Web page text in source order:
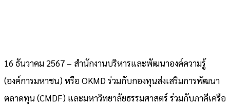
16 ธันวาคม 2567 – สำนักงานบริหารและพัฒนาองค์ความรู้
(องค์การมหาชน) หรือ OKMD ร่วมกับกองทุนส่งเสริมการพัฒนา
ตลาดทุน (CMDF) และมหาวิทยาลัยธรรมศาสตร์ ร่วมกับภาคีเครือ